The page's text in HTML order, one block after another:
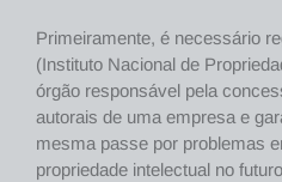
Primeiramente, é necessário
(Instituto Nacional de
órgão responsável pela
autorais de uma empresa e
mesma passe por problemas
propriedade intelectual no